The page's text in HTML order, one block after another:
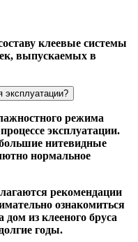
клеевые системы
выпускаемых в
эксплуатации?
режима
эксплуатации.
нитевидные
нормальное
рекомендации
ознакомиться
дом из клееного бруса
годы.